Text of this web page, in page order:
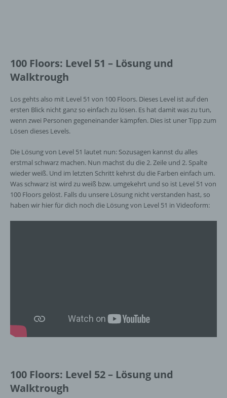
100 Floors: Level 51 – Lösung und
Walktrough
Los gehts also mit Level 51 von 100 Floors. Dieses Level ist auf den
ersten Blick nicht ganz so einfach zu lösen. Es hat damit was zu tun,
wenn zwei Personen gegeneinander kämpfen. Dies ist uner Tipp zum
Lösen dieses Levels.
Die Lösung von Level 51 lautet nun: Sozusagen kannst du alles
erstmal schwarz machen. Nun machst du die 2. Zeile und 2. Spalte
wieder weiß. Und im letzten Schritt kehrst du die Farben einfach um.
Was schwarz ist wird zu weiß bzw. umgekehrt und so ist Level 51 von
100 Floors gelöst. Falls du unsere Lösung nicht verstanden hast, so
haben wir hier für dich noch die Lösung von Level 51 in Videoform:
100 Floors: Level 52 – Lösung und
Walktrough